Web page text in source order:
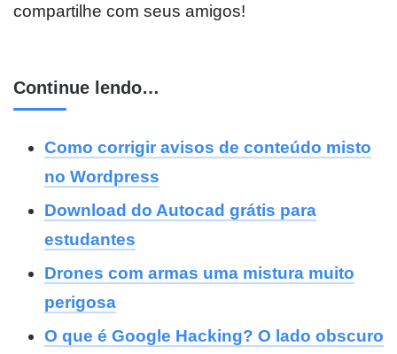
compartilhe com seus amigos!
Continue lendo…
Como corrigir avisos de conteúdo misto
no Wordpress
Download do Autocad grátis para
estudantes
Drones com armas uma mistura muito
perigosa
O que é Google Hacking? O lado obscuro